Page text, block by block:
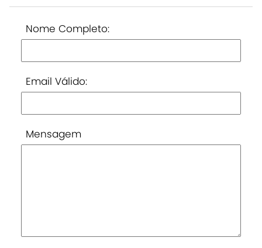
Nome Completo:
Email Válido:
Mensagem